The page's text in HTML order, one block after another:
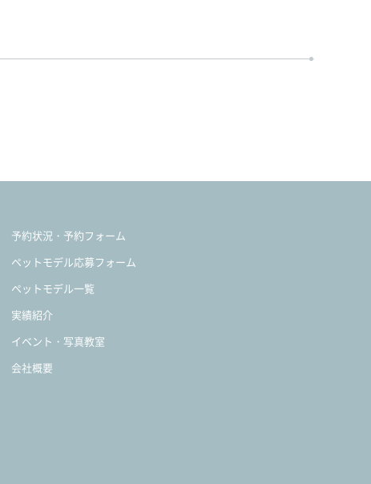
予約状況・予約フォーム
ペットモデル応募フォーム
ペットモデル一覧
実績紹介
イベント・写真教室
会社概要